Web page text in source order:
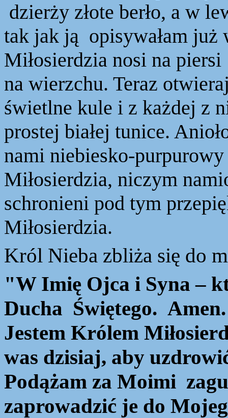
dzierży złote berło, a w
tak jak ją opisywałam już
Miłosierdzia nosi na
na wierzchu. Teraz
świetlne kule i z każdej z
prostej białej tunice.
nami niebiesko-purpurowy
Miłosierdzia, niczym
schronieni pod tym
Miłosierdzia.
Król Nieba zbliża się do
"W Imię Ojca i Syna –
Ducha Świętego. Amen.
Jestem Królem
was dzisiaj, aby
Podążam za Moimi
zaprowadzić je do